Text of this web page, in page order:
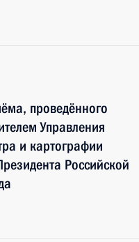
проведённого
Управления
и картографии
Российской